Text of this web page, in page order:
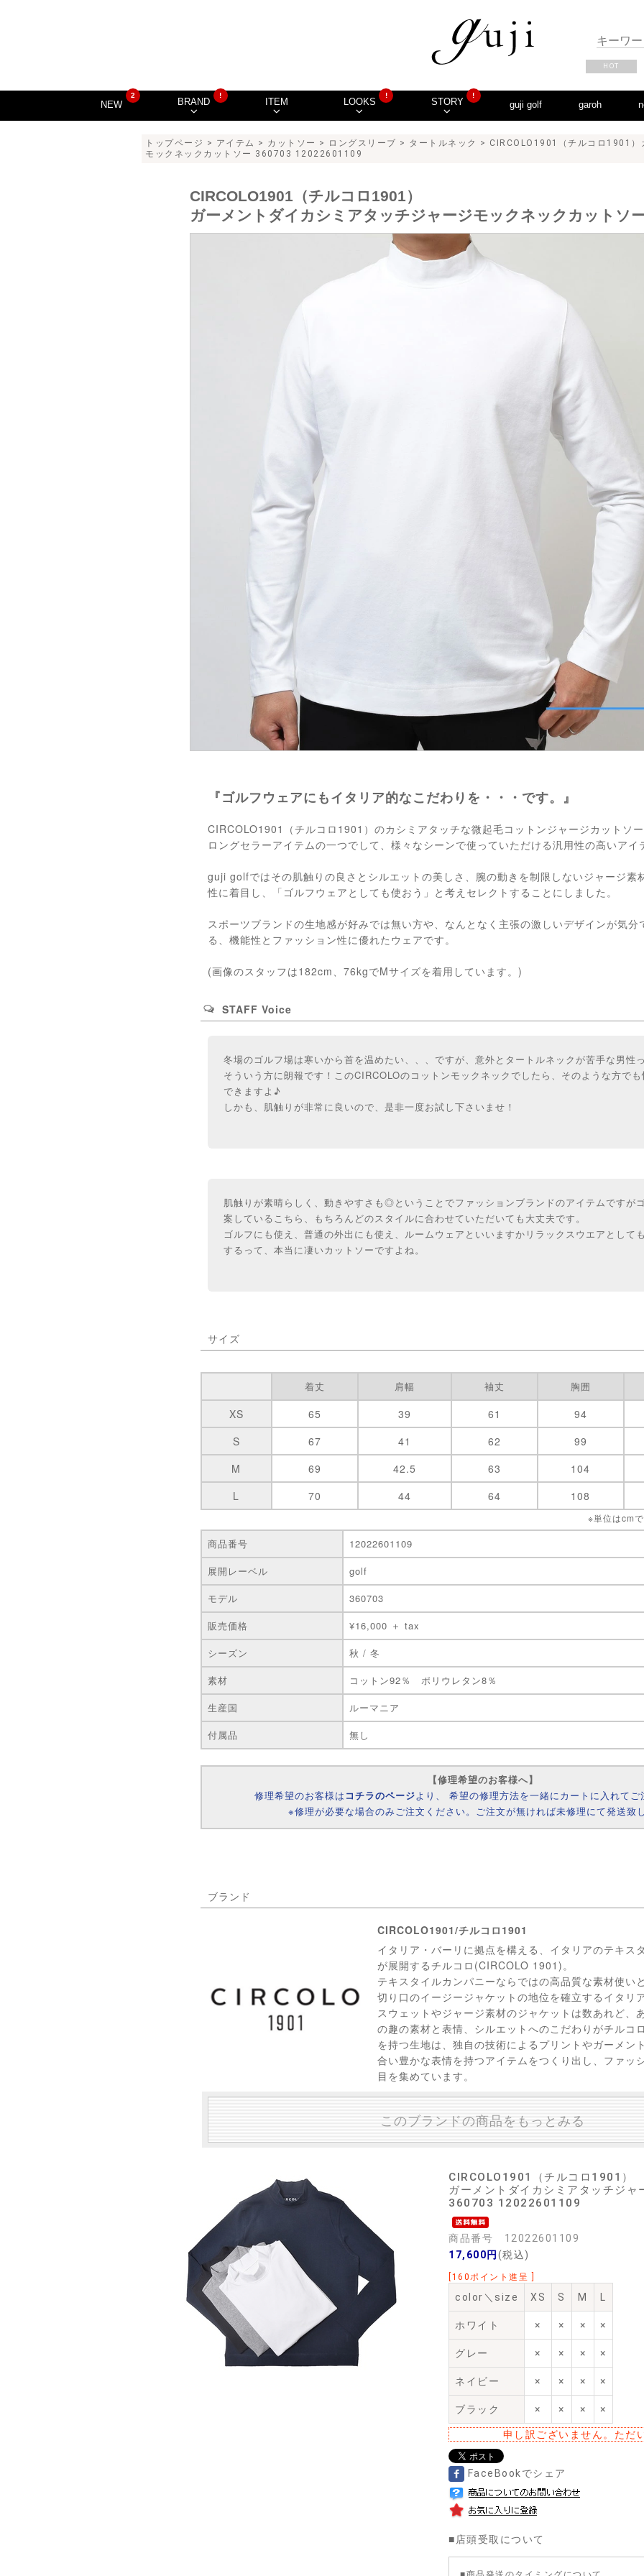
HOT
NEW
2
BRAND
!
ITEM LOOKS
!
STORY
!
guji golf garoh
トップページ > アイテム > カットソー > ロングスリーブ > タートルネック
> CIRCOLO1901（チルコロ1901）
モックネックカットソー 360703 12022601109
『ゴルフウェアにもイタリア的なこだわりを・・・です。』
CIRCOLO1901（チルコロ1901）のカシミアタッチな微起毛コットンジャージカットソ
ロングセラーアイテムの一つでして、様々なシーンで使っていただける汎用性の高いアイ
guji golfではその肌触りの良さとシルエットの美しさ、腕の動きを制限しないジャージ素
性に着目し、「ゴルフウェアとしても使おう」と考えセレクトすることにしました。
スポーツブランドの生地感が好みでは無い方や、なんとなく主張の激しいデザインが気分
る、機能性とファッション性に優れたウェアです。
(画像のスタッフは182cm、76kgでMサイズを着用しています。)
STAFF Voice
冬場のゴルフ場は寒いから首を温めたい、、、ですが、意外とタートルネックが苦手な男性
そういう方に朗報です！このCIRCOLOのコットンモックネックでしたら、そのような方で
できますよ♪
しかも、肌触りが非常に良いので、是非一度お試し下さいませ！
肌触りが素晴らしく、動きやすさも◎ということでファッションブランドのアイテムですが
案しているこちら、もちろんどのスタイルに合わせていただいても大丈夫です。
ゴルフにも使え、普通の外出にも使え、ルームウェアといいますかリラックスウエアとして
するって、本当に凄いカットソーですよね。
サイズ
着丈 肩幅 袖丈 胸囲
XS 65 39 61 94
S
67 41 62 99
M
69 42.5 63 104
L
70 44 64 108
※単位はcm
商品番号
12022601109
展開レーベル
golf
モデル
360703
販売価格
¥16,000 ＋ tax
シーズン
秋 / 冬
素材
コットン92％ ポリウレタン8％
生産国
ルーマニア
付属品
無し
【修理希望のお客様へ】
修理希望のお客様は コチラのページより、 希望の修理方法を一緒にカートに入れてご
※修理が必要な場合のみご注文ください。ご注文が無ければ未修理にて発送致し
ブランド
CIRCOLO1901/チルコロ1901
イタリア・バーリに拠点を構える、イタリアのテキス
が展開するチルコロ(CIRCOLO 1901)。
テキスタイルカンパニーならではの高品質な素材使い
切り口のイージージャケットの地位を確立するイタリ
スウェットやジャージ素材のジャケットは数あれど、
の趣の素材と表情、シルエットへのこだわりがチルコ
を持つ生地は、独自の技術によるプリントやガーメン
合い豊かな表情を持つアイテムをつくり出し、ファッ
目を集めています。
このブランドの商品をもっとみる
CIRCOLO1901（チルコロ1901）
ガーメントダイカシミアタッチジャ
360703 12022601109
商品番号 12022601109
17,600円 (税込)
[160ポイント進呈 ]
color＼size XS S M L
ホワイト × × × ×
グレー × × × ×
ネイビー × × × ×
ブラック × × × ×
申し訳ございません。ただ
FaceBookでシェア
■店頭受取について